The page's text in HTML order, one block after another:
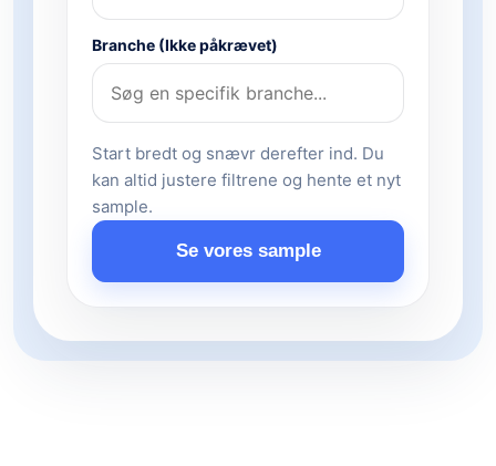
Branche (Ikke påkrævet)
Start bredt og snævr derefter ind. Du
kan altid justere filtrene og hente et nyt
sample.
Se vores sample